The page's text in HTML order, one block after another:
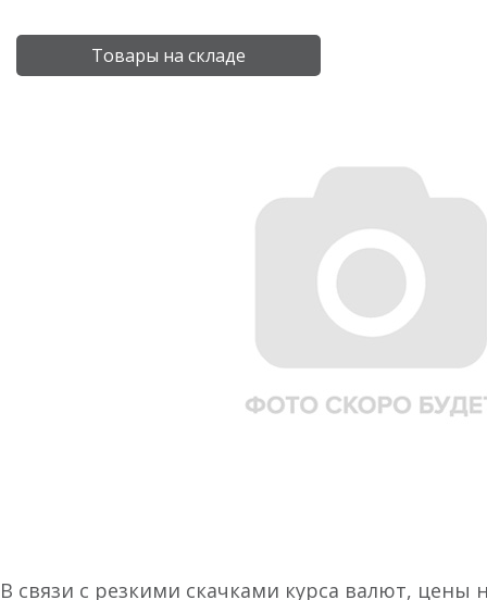
Товары на складе
В связи с резкими скачками курса валют, цены